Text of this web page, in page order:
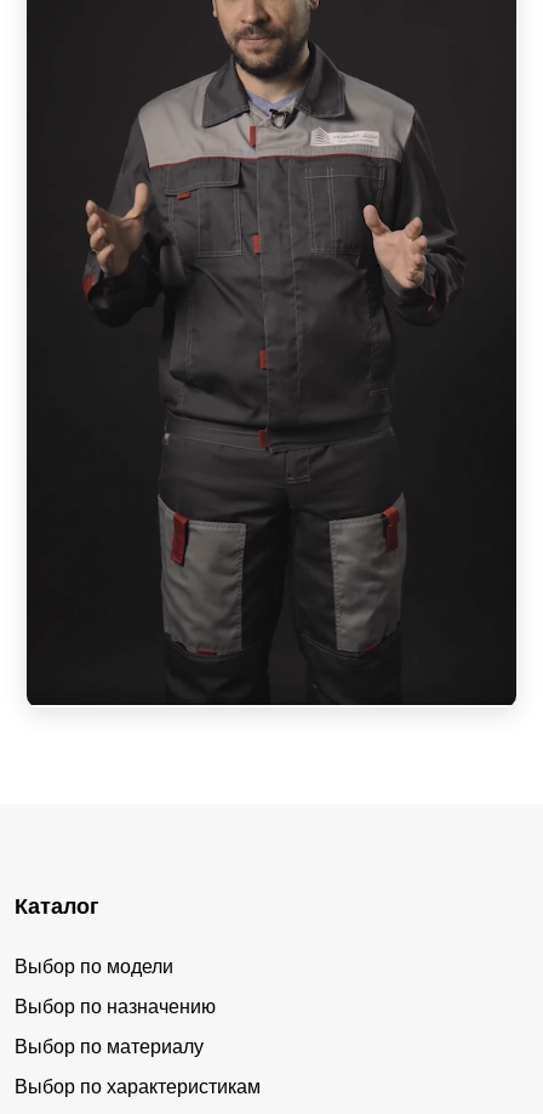
Каталог
Выбор по модели
Выбор по назначению
Выбор по материалу
Выбор по характеристикам